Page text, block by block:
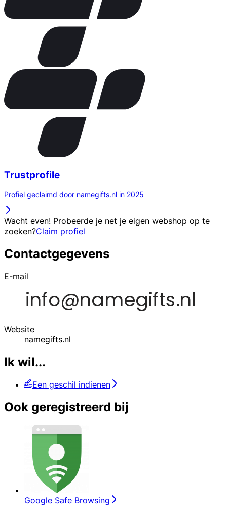
Trustprofile
Profiel geclaimd door namegifts.nl in 2025
Wacht even! Probeerde je net je eigen webshop op te
zoeken?Claim profiel
Contactgegevens
E-mail
Website
namegifts.nl
Ik wil...
Een geschil indienen
Ook geregistreerd bij
Google Safe Browsing